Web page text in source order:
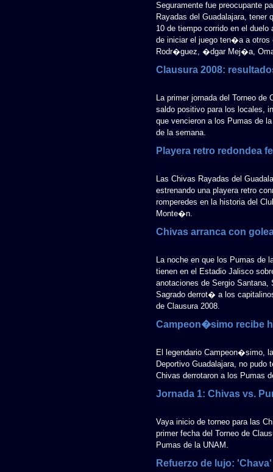
Seguramente fue preocupante
Rayadas del Guadalajara, tener
10 de tiempo corrido en el
de iniciar el juego ten�a a otros
Rodr�guez, �dgar Mej�a,
Clausura 2008:
La primer jornada del Torneo
saldo positivo para los locales,
que vencieron a los Pumas de
de la semana.
Playera retro redondea
Las Chivas Rayadas del
estrenando una playera retro
romperedes en la historia del
Monte�n.
Chivas arranca con
La noche en que los Pumas de
tienen en el Estadio Jalisco
anotaciones de Sergio
Sagrado derrot� a los
de Clausura 2008.
Campeon�simo recibe
El legendario Campeon�simo,
Deportivo Guadalajara, no pudo
Chivas derrotaron a los Pumas
Jornada 1: Chivas vs.
Vaya inicio de torneo para las
primer fecha del Torneo de
Pumas de la UNAM.
Refuerzo de lujo: